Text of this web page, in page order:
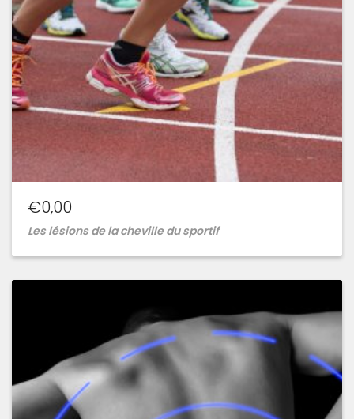
€0,00
Les lésions de la cheville du sportif
Ajouter
wishlist